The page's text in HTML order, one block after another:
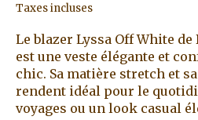
Taxes incluses
Le blazer Lyssa Off White de
est une veste élégante et
chic. Sa matière stretch et
rendent idéal pour le
voyages ou un look casual